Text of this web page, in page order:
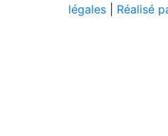
légales
Réalisé